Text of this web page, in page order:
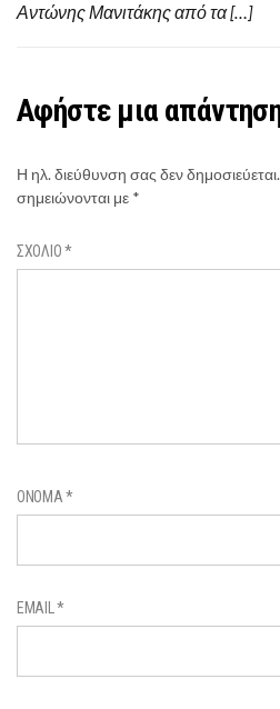
Αντώνης Μανιτάκης από τα […]
Αφήστε μια
Η ηλ. διεύθυνση σας δεν δημοσιεύεται.
σημειώνονται με *
ΣΧΌΛΙΟ*
ΌΝΟΜΑ*
EMAIL*